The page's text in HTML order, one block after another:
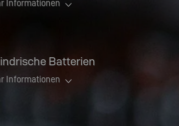
Informationen
Batterien
Informationen